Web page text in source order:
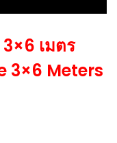
เมตร
3×6 Meters